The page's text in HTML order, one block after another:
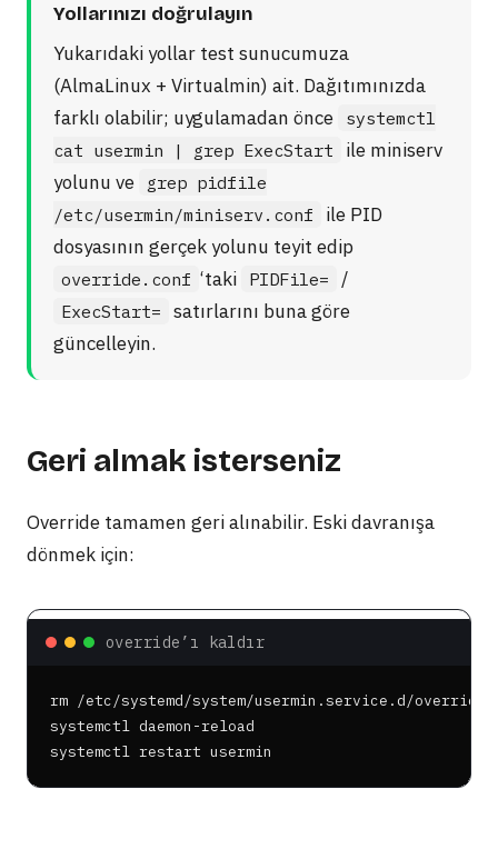
Yollarınızı doğrulayın
Yukarıdaki yollar test sunucumuza
(AlmaLinux + Virtualmin) ait. Dağıtımınızda
farklı olabilir; uygulamadan önce systemctl
cat usermin | grep ExecStart
ile miniserv
yolunu ve grep pidfile
/etc/usermin/miniserv.conf
ile PID
dosyasının gerçek yolunu teyit edip
override.conf ‘taki PIDFile= /
ExecStart= satırlarını buna göre
güncelleyin.
Geri almak isterseniz
Override tamamen geri alınabilir. Eski davranışa
dönmek için:
override’ı kaldır
rm /etc/systemd/system/usermin.service.d/
systemctl daemon-reload
systemctl restart usermin